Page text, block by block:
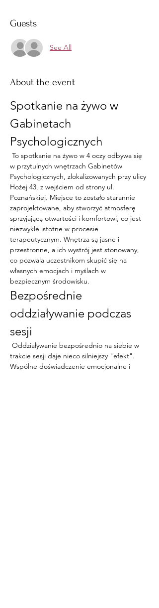
Guests
See All
About the event
Spotkanie na żywo w
Gabinetach
Psychologicznych
w przytulnych wnętrzach Gabinetów
Psychologicznych, zlokalizowanych przy ulicy
Hożej 43, z wejściem od strony ul.
Poznańskiej. Miejsce to zostało starannie
zaprojektowane, aby stworzyć atmosferę
sprzyjającą otwartości i komfortowi, co jest
niezwykle istotne w procesie
terapeutycznym. Wnętrza są jasne i
przestronne, a ich wystrój jest stonowany,
co pozwala uczestnikom skupić się na
własnych emocjach i myślach w
bezpiecznym środowisku.
Bezpośrednie
oddziaływanie podczas
sesji
trakcie sesji daje nieco silniejszy "efekt".
Wspólne doświadczenie emocjonalne i